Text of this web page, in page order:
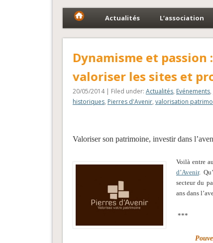
Actualités L’association
Dynamisme et passion
valoriser les sites et
20/05/2014 | Filed under: Actualités, Evénements,
historiques, Pierres d'Avenir, valorisation
Valoriser son patrimoine, investir dans
Voilà entre
d’Avenir.
secteur du
ans dans
***